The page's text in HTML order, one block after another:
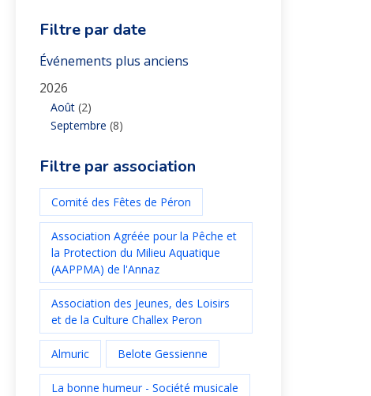
Filtre par date
Événements plus anciens
2026
Août (2)
Septembre (8)
Filtre par association
Comité des Fêtes de Péron
Association Agréée pour la Pêche et
la Protection du Milieu Aquatique
(AAPPMA) de l'Annaz
Association des Jeunes, des Loisirs
et de la Culture Challex Peron
Almuric Belote Gessienne
La bonne humeur - Société musicale